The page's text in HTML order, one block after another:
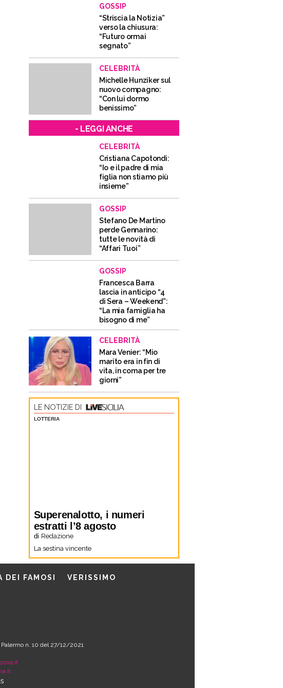
GOSSIP
“Striscia la Notizia”
verso la chiusura:
“Futuro ormai
segnato”
CELEBRITÀ
Michelle Hunziker sul
nuovo compagno:
“Con lui dormo
benissimo”
- LEGGI ANCHE
CELEBRITÀ
Cristiana Capotondi:
“Io e il padre di mia
figlia non stiamo più
insieme”
GOSSIP
Stefano De Martino
perde Gennarino:
tutte le novità di
“Affari Tuoi”
GOSSIP
Francesca Barra
lascia in anticipo “4
di Sera – Weekend”:
“La mia famiglia ha
bisogno di me”
CELEBRITÀ
Mara Venier: “Mio
marito era in fin di
vita, in coma per tre
giorni”
LE NOTIZIE DI
LOTTERIA
Superenalotto, i numeri
estratti l’8 agosto
di Redazione
La sestina vincente
DEI FAMOSI VERISSIMO
n. 10 del 27/12/2021